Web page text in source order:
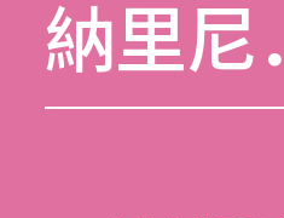
納里尼